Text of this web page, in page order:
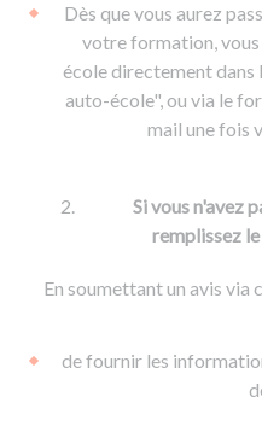
Voir tous les
Formation FCO
Formation CACES
Devenir
Ressources
Dès que vous aurez
votre formation,
école directement dans
auto-école", ou via le
mail une fois
Si vous n'avez
remplissez
En soumettant un avis via
de fournir les